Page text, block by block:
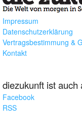
Impressum
Datenschutzerklärung
Vertragsbestimmung &
Kontakt
diezukunft ist auch
Facebook
RSS